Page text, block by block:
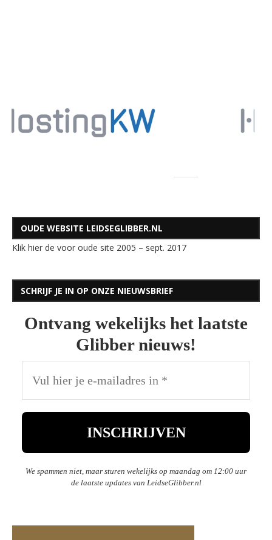
OUDE WEBSITE LEIDSEGLIBBER.NL
Klik hier de voor oude site 2005 – sept. 2017
SCHRIJF JE IN OP ONZE NIEUWSBRIEF
Ontvang wekelijks het laatste
Glibber nieuws!
We spammen niet, maar sturen wekelijks op maandag om 12:00 uur
de laatste updates van LeidseGlibber.nl